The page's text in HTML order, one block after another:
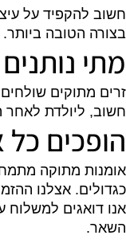
וזאת כדי להבטיח
על עיצוב
שולחים
לאחר הלידה
כל
מתוקה מתמחה
אצלנו ההזמנה
למשלוח עם